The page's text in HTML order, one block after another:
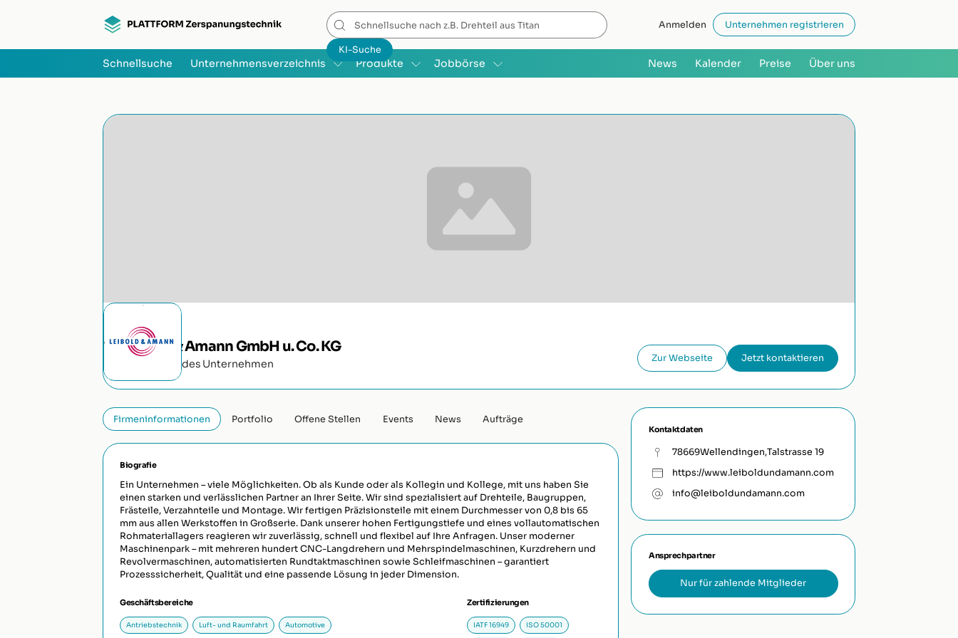
Anmelden Unternehmen registrieren
Schnellsuche Unternehmensverzeichnis Produkte Jobbörse News Kalender Preise Über uns
Leibold & Amann GmbH u. Co. KG
Produzierendes Unternehmen Zur Webseite Jetzt kontaktieren
Firmeninformationen Portfolio Offene Stellen Events News Aufträge
Biografie
Ein Unternehmen – viele Möglichkeiten. Ob als Kunde oder als Kollegin und Kollege, mit uns haben Sie
einen starken und verlässlichen Partner an Ihrer Seite. Wir sind spezialisiert auf Drehteile, Baugruppen,
Frästeile, Verzahnteile und Montage. Wir fertigen Präzisionsteile mit einem Durchmesser von 0,8 bis 65
mm aus allen Werkstoffen in Großserie. Dank unserer hohen Fertigungstiefe und eines vollautomatischen
Rohmateriallagers reagieren wir zuverlässig, schnell und flexibel auf Ihre Anfragen. Unser moderner
Maschinenpark – mit mehreren hundert CNC-Langdrehern und Mehrspindelmaschinen, Kurzdrehern und
Revolvermaschinen, automatisierten Rundtaktmaschinen sowie Schleifmaschinen – garantiert
Prozesssicherheit, Qualität und eine passende Lösung in jeder Dimension.
Geschäftsbereiche
Antriebstechnik Luft- und Raumfahrt Automotive
Zertifizierungen
IATF 16949 ISO 50001
Kontaktdaten
78669Wellendingen,Talstrasse 19
https://www.leiboldundamann.com
info@leiboldundamann.com
Ansprechpartner
Nur für zahlende Mitglieder